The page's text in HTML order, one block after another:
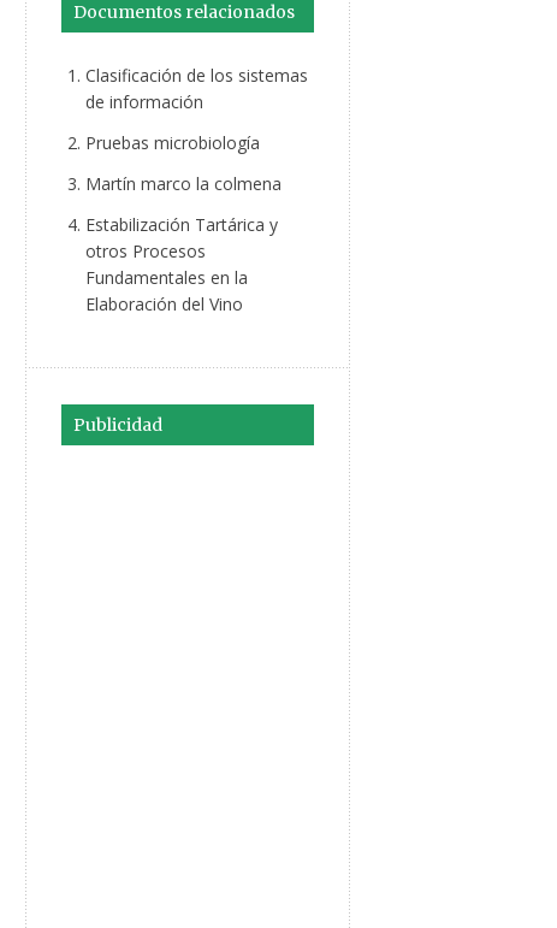
Documentos relacionados
Clasificación de los sistemas
de información
Pruebas microbiología
Martín marco la colmena
Estabilización Tartárica y
otros Procesos
Fundamentales en la
Elaboración del Vino
Publicidad